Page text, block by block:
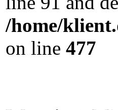
/home/
on line 477